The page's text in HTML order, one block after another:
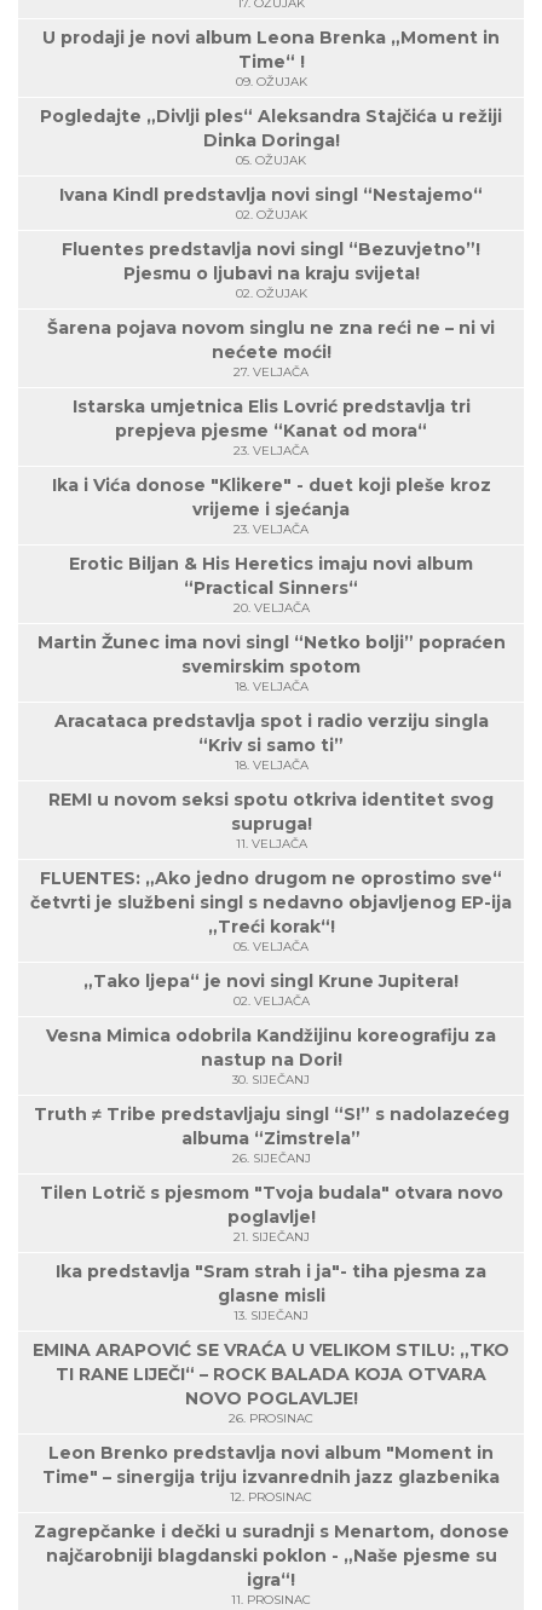
17. OŽUJAK
U prodaji je novi album Leona Brenka „Moment in
Time“ !
09. OŽUJAK
Pogledajte „Divlji ples“ Aleksandra Stajčića u režiji
Dinka Doringa!
05. OŽUJAK
Ivana Kindl predstavlja novi singl “Nestajemo“
02. OŽUJAK
Fluentes predstavlja novi singl “Bezuvjetno”!
Pjesmu o ljubavi na kraju svijeta!
02. OŽUJAK
Šarena pojava novom singlu ne zna reći ne – ni vi
nećete moći!
27. VELJAČA
Istarska umjetnica Elis Lovrić predstavlja tri
prepjeva pjesme “Kanat od mora“
23. VELJAČA
Ika i Vića donose "Klikere" - duet koji pleše kroz
vrijeme i sjećanja
23. VELJAČA
Erotic Biljan & His Heretics imaju novi album
“Practical Sinners“
20. VELJAČA
Martin Žunec ima novi singl “Netko bolji” popraćen
svemirskim spotom
18. VELJAČA
Aracataca predstavlja spot i radio verziju singla
“Kriv si samo ti”
18. VELJAČA
REMI u novom seksi spotu otkriva identitet svog
supruga!
11. VELJAČA
FLUENTES: „Ako jedno drugom ne oprostimo sve“
četvrti je službeni singl s nedavno objavljenog EP-ija
„Treći korak“!
05. VELJAČA
„Tako ljepa“ je novi singl Krune Jupitera!
02. VELJAČA
Vesna Mimica odobrila Kandžijinu koreografiju za
nastup na Dori!
30. SIJEČANJ
Truth ≠ Tribe predstavljaju singl “S!” s nadolazećeg
albuma “Zimstrela”
26. SIJEČANJ
Tilen Lotrič s pjesmom "Tvoja budala" otvara novo
poglavlje!
21. SIJEČANJ
Ika predstavlja "Sram strah i ja"- tiha pjesma za
glasne misli
13. SIJEČANJ
EMINA ARAPOVIĆ SE VRAĆA U VELIKOM STILU: „TKO
TI RANE LIJEČI“ – ROCK BALADA KOJA OTVARA
NOVO POGLAVLJE!
26. PROSINAC
Leon Brenko predstavlja novi album "Moment in
Time" – sinergija triju izvanrednih jazz glazbenika
12. PROSINAC
Zagrepčanke i dečki u suradnji s Menartom, donose
najčarobniji blagdanski poklon - „Naše pjesme su
igra“!
11. PROSINAC